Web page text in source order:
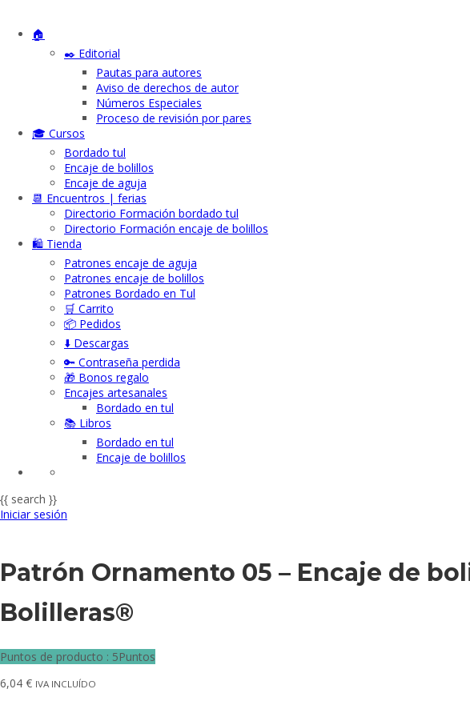
🏠
✒️ Editorial
Pautas para autores
Aviso de derechos de autor
Números Especiales
Proceso de revisión por pares
🎓 Cursos
Bordado tul
Encaje de bolillos
Encaje de aguja
📆 Encuentros | ferias
Directorio Formación bordado tul
Directorio Formación encaje de bolillos
🛍️ Tienda
Patrones encaje de aguja
Patrones encaje de bolillos
Patrones Bordado en Tul
🛒 Carrito
📦 Pedidos
⬇️ Descargas
🔑 Contraseña perdida
🎁 Bonos regalo
Encajes artesanales
Bordado en tul
📚 Libros
Bordado en tul
Encaje de bolillos
{{ search }}
Iniciar sesión
Patrón Ornamento 05 – Encaje de
Bolilleras®
Puntos de producto : 5Puntos
6,04 € IVA INCLUÍDO